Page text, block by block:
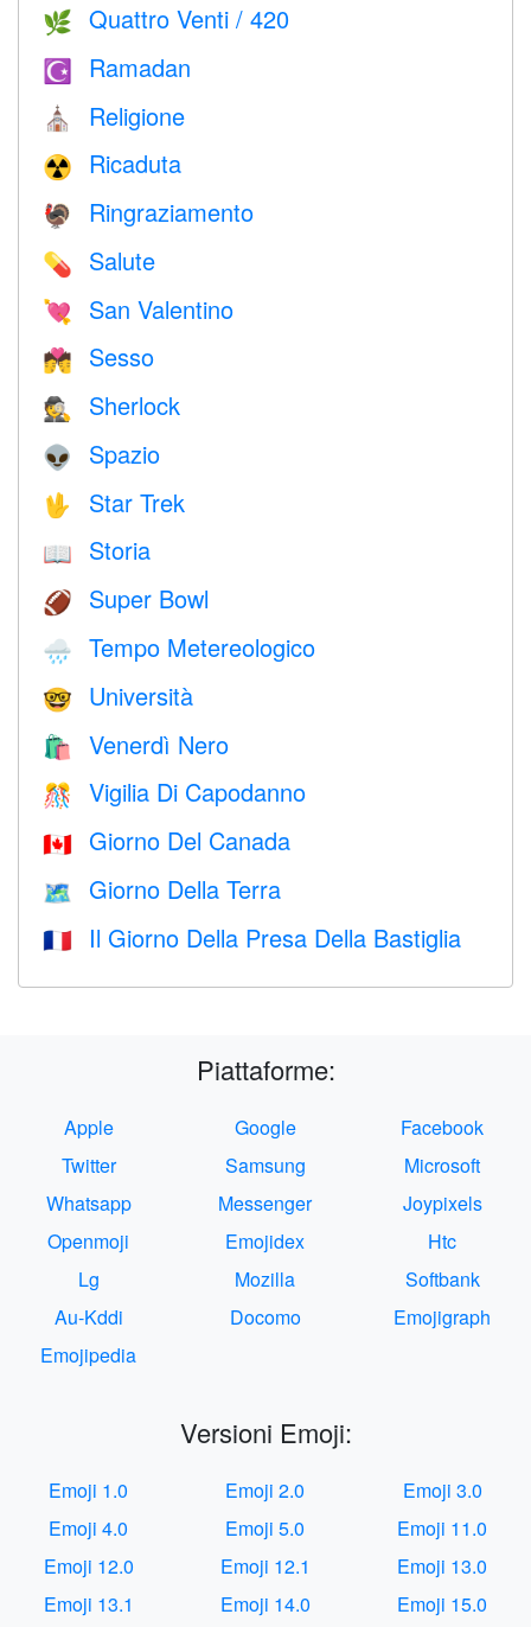
🌿 Quattro Venti / 420
☪️ Ramadan
⛪️ Religione
☢️ Ricaduta
🦃 Ringraziamento
💊 Salute
💘 San Valentino
💏 Sesso
🕵️ Sherlock
👽 Spazio
🖖 Star Trek
📖 Storia
🏈 Super Bowl
🌧 Tempo Metereologico
🤓 Università
🛍 Venerdì Nero
🎊 Vigilia Di Capodanno
🇨🇦 Giorno Del Canada
🗺️ Giorno Della Terra
🇫🇷 Il Giorno Della Presa Della Bastiglia
Piattaforme:
Apple Google
Facebook
Twitter
Samsung
Microsoft
Whatsapp
Messenger
Joypixels
Openmoji
Emojidex
Htc
Lg
Mozilla
Softbank
Au-Kddi
Docomo
Emojigraph
Emojipedia
Versioni Emoji:
Emoji 1.0 Emoji 2.0
Emoji 3.0
Emoji 4.0
Emoji 5.0
Emoji 11.0
Emoji 12.0
Emoji 12.1
Emoji 13.0
Emoji 13.1
Emoji 14.0 Emoji 15.0